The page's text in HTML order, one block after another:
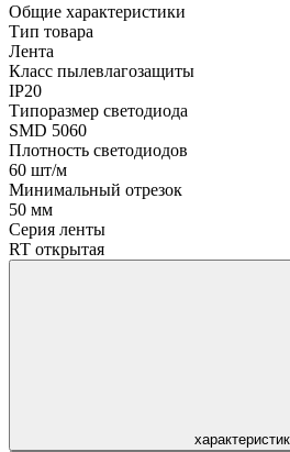
Общие характеристики
Тип товара
Лента
Класс пылевлагозащиты
IP20
Типоразмер светодиода
SMD 5060
Плотность светодиодов
60 шт/м
Минимальный отрезок
50 мм
Серия ленты
RT открытая